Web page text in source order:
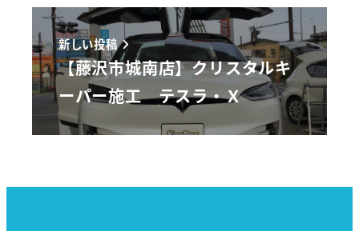
新しい投稿
【藤沢市城南店】クリスタルキ
ーパー施工 テスラ・Ｘ